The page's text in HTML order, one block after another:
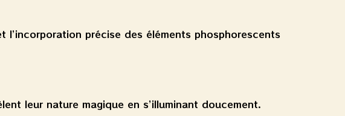
précise des éléments phosphorescents
leur nature magique en s’illuminant doucement.